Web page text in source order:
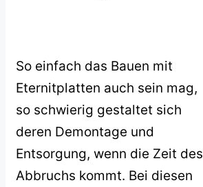
So einfach das Bauen mit
Eternitplatten auch sein mag,
so schwierig gestaltet sich
deren Demontage und
Entsorgung, wenn die Zeit des
Abbruchs kommt. Bei diesen